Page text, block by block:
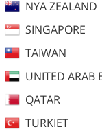
NYA ZEALAND
SINGAPORE
TAIWAN
UNITED ARAB
QATAR
TURKIET